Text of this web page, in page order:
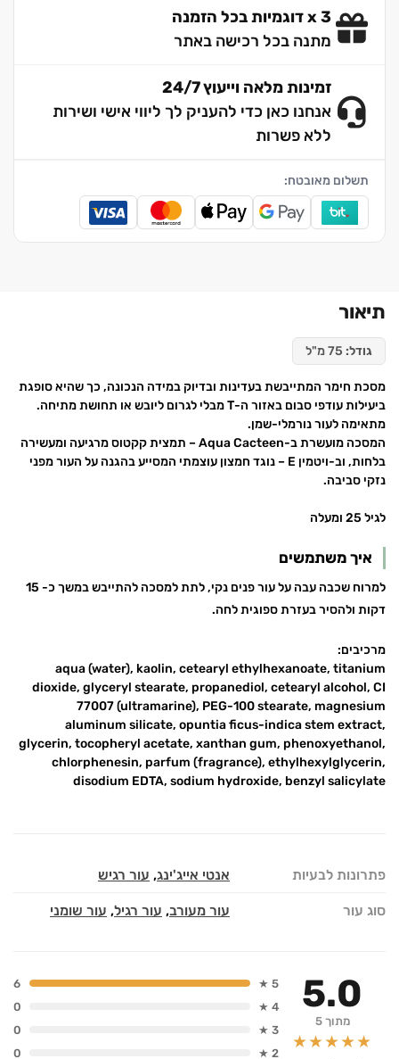
3 x דוגמיות בכל הזמנה
מתנה בכל רכישה באתר
זמינות מלאה וייעוץ 24/7
אנחנו כאן כדי להעניק לך ליווי אישי ושירות
ללא פשרות
תשלום מאובטח:
תיאור
גודל:
מסכת חימר המתייבשת בעדינות ובדיוק במידה הנכונה, כך שהיא סופגת
ביעילות עודפי סבום באזור ה-T מבלי לגרום ליובש או תחושת מתיחה.
מתאימה לעור נורמלי-שמן.
המסכה מועשרת ב-Aqua Cacteen – תמצית קקטוס מרגיעה ומעשירה
בלחות, וב-ויטמין E – נוגד חמצון עוצמתי המסייע בהגנה על העור מפני
נזקי סביבה.
לגיל 25 ומעלה
איך משתמשים
למרוח שכבה עבה על עור פנים נקי, לתת למסכה להתייבש במשך כ- 15
דקות ולהסיר בעזרת ספוגית לחה.
מרכיבים:
aqua (water), kaolin, cetearyl ethylhexanoate, titanium
dioxide, glyceryl stearate, propanediol, cetearyl alcohol, CI
77007 (ultramarine), PEG-100 stearate, magnesium
aluminum silicate, opuntia ficus-indica stem extract,
glycerin, tocopheryl acetate, xanthan gum, phenoxyethanol,
chlorphenesin, parfum (fragrance), ethylhexylglycerin,
disodium EDTA, sodium hydroxide, benzyl salicylate
פתרונות לבעיות אנטי אייג'ינג, עור רגיש
סוג עור עור מעורב, עור רגיל, עור שומני
5.0
מתוך 5
★★★★★
5 ★
6
4 ★
0
3 ★
0
2 ★
0